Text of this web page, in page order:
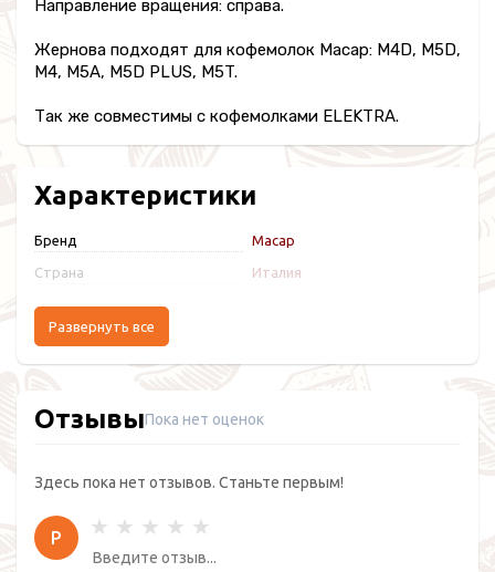
Направление вращения: справа.
Жернова подходят для кофемолок Macap: M4D, M5D,
M4, M5A, M5D PLUS, M5T.
Так же совместимы с кофемолками ELEKTRA.
Характеристики
Бренд Macap
Страна Италия
Развернуть все
ОтзывыПока нет оценок
Здесь пока нет отзывов. Станьте первым!
Р